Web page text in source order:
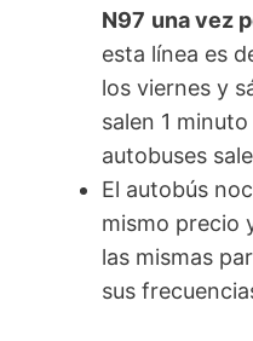
N97 una vez
esta línea es
los viernes y
salen 1
autobuses
El autobús
mismo precio
las mismas
sus